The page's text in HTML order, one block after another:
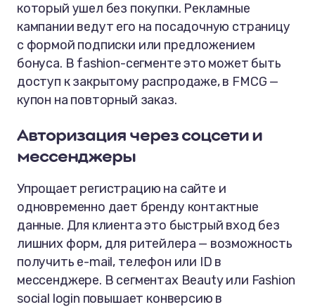
который ушел без покупки. Рекламные
кампании ведут его на посадочную страницу
с формой подписки или предложением
бонуса. В fashion-сегменте это может быть
доступ к закрытому распродаже, в FMCG —
купон на повторный заказ.
Авторизация через соцсети и
мессенджеры
Упрощает регистрацию на сайте и
одновременно дает бренду контактные
данные. Для клиента это быстрый вход без
лишних форм, для ритейлера — возможность
получить e-mail, телефон или ID в
мессенджере. В сегментах Beauty или Fashion
social login повышает конверсию в